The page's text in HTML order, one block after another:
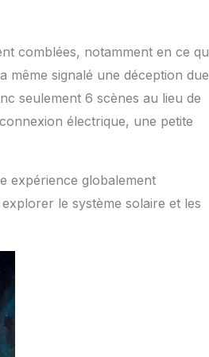
comblées, notamment en ce
même signalé une déception due
seulement 6 scènes au lieu de
électrique, une petite
expérience globalement
le système solaire et les